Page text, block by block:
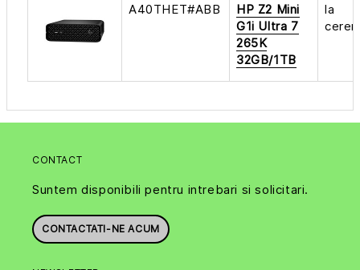
A40THET#ABB
HP Z2 Mini
G1i Ultra 7
265K
32GB/1TB
la
CONTACT
Suntem disponibili pentru intrebari si solicitari.
CONTACTATI-NE ACUM